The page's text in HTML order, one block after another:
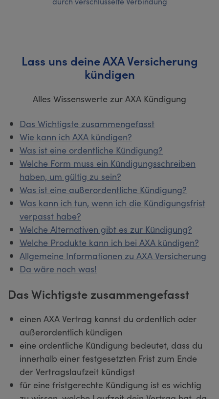
Lass uns deine AXA Versicherung
kündigen
Alles Wissenswerte zur AXA Kündigung
Das Wichtigste zusammengefasst
Wie kann ich AXA kündigen?
Was ist eine ordentliche Kündigung?
Welche Form muss ein Kündigungsschreiben
haben, um gültig zu sein?
Was ist eine außerordentliche Kündigung?
Was kann ich tun, wenn ich die Kündigungsfrist
verpasst habe?
Welche Alternativen gibt es zur Kündigung?
Welche Produkte kann ich bei AXA kündigen?
Allgemeine Informationen zu AXA Versicherung
Da wäre noch was!
Das Wichtigste zusammengefasst
einen AXA Vertrag kannst du ordentlich oder
außerordentlich kündigen
eine ordentliche Kündigung bedeutet, dass du
innerhalb einer festgesetzten Frist zum Ende
der Vertragslaufzeit kündigst
für eine fristgerechte Kündigung ist es wichtig